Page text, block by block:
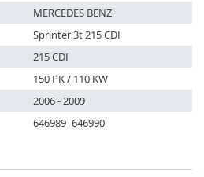
MERCEDES BENZ
Sprinter 3t 215 CDI
215 CDI
150 PK / 110 KW
2006 - 2009
646989|646990